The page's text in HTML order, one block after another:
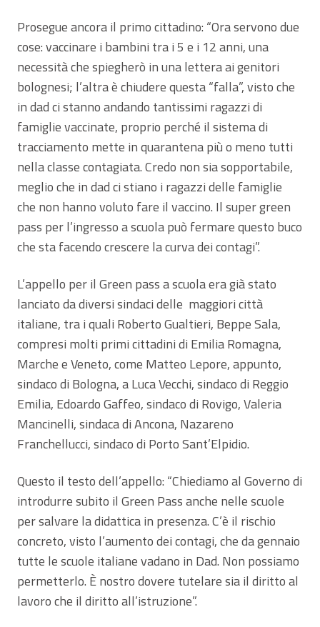
Prosegue ancora il primo cittadino: “Ora servono due
cose: vaccinare i bambini tra i 5 e i 12 anni, una
necessità che spiegherò in una lettera ai genitori
bolognesi; l’altra è chiudere questa “falla”, visto che
in dad ci stanno andando tantissimi ragazzi di
famiglie vaccinate, proprio perché il sistema di
tracciamento mette in quarantena più o meno tutti
nella classe contagiata. Credo non sia sopportabile,
meglio che in dad ci stiano i ragazzi delle famiglie
che non hanno voluto fare il vaccino. Il super green
pass per l’ingresso a scuola può fermare questo buco
che sta facendo crescere la curva dei contagi”.
L’appello per il Green pass a scuola era già stato
lanciato da diversi sindaci delle maggiori città
italiane, tra i quali Roberto Gualtieri, Beppe Sala,
compresi molti primi cittadini di Emilia Romagna,
Marche e Veneto, come Matteo Lepore, appunto,
sindaco di Bologna, a Luca Vecchi, sindaco di Reggio
Emilia, Edoardo Gaffeo, sindaco di Rovigo, Valeria
Mancinelli, sindaca di Ancona, Nazareno
Franchellucci, sindaco di Porto Sant’Elpidio.
Questo il testo dell’appello: “Chiediamo al Governo di
introdurre subito il Green Pass anche nelle scuole
per salvare la didattica in presenza. C’è il rischio
concreto, visto l’aumento dei contagi, che da gennaio
tutte le scuole italiane vadano in Dad. Non possiamo
permetterlo. È nostro dovere tutelare sia il diritto al
lavoro che il diritto all’istruzione”.